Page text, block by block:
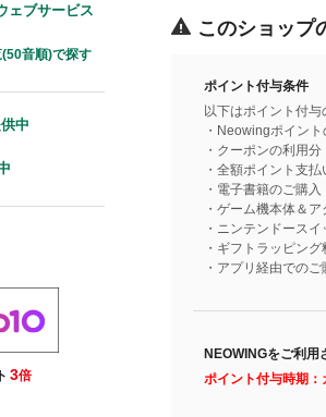
ェブサービス
音順)で探す
中
3倍
このショップ
ポイント付与条件
以下はポイント付与
・Neowingポイン
・クーポンの利用分
・全額ポイント支
・電子書籍のご購入
・ゲーム機本体＆
・ニンテンドース
・ギフトラッピング
・アプリ経由でのご
NEOWINGをご利用
ポイント付与時期